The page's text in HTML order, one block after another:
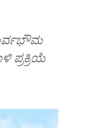
ಪ್ರಕ್ರಿಯೆ